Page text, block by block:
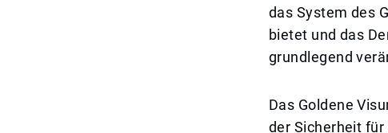
das System des
bietet und das
grundlegend
Das Goldene
der Sicherheit